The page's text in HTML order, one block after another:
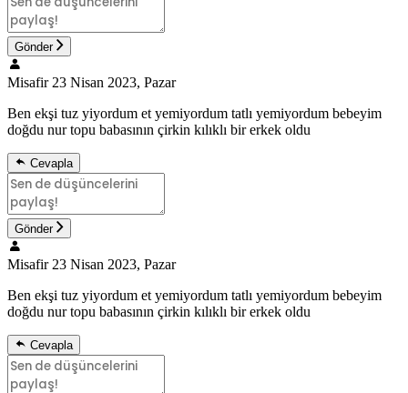
Gönder
Misafir 23 Nisan 2023, Pazar
Ben ekşi tuz yiyordum et yemiyordum tatlı yemiyordum bebeyim
doğdu nur topu babasının çirkin kılıklı bir erkek oldu
Cevapla
Gönder
Misafir 23 Nisan 2023, Pazar
Ben ekşi tuz yiyordum et yemiyordum tatlı yemiyordum bebeyim
doğdu nur topu babasının çirkin kılıklı bir erkek oldu
Cevapla